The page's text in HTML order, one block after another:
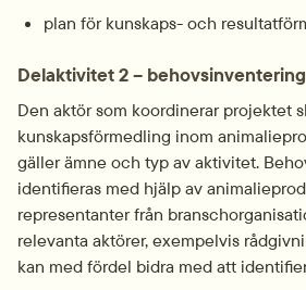
plan för kunskaps- och
Delaktivitet 2 – behovsinventering
Den aktör som koordinerar projektet
kunskapsförmedling inom
gäller ämne och typ av aktivitet.
identifieras med hjälp av
representanter från
relevanta aktörer, exempelvis
kan med fördel bidra med att